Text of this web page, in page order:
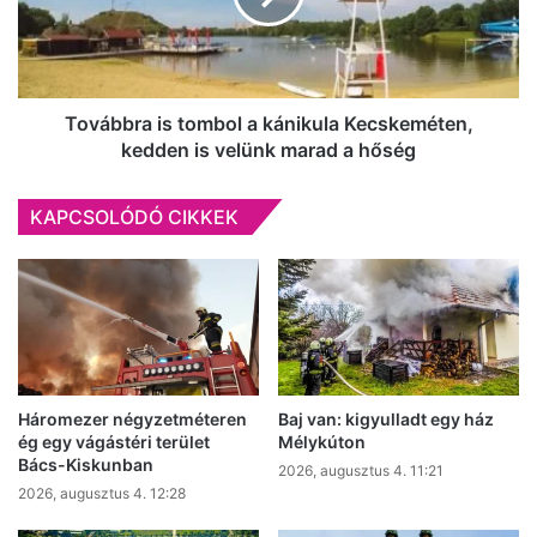
Kecskeméten,
kedden
velünk
Továbbra is tombol a kánikula Kecskeméten,
kedden is velünk marad a hőség
KAPCSOLÓDÓ CIKKEK
Háromezer négyzetméteren
ég egy vágástéri terület
Bács-Kiskunban
2026, augusztus 4. 12:28
Baj van: kigyulladt egy ház
Mélykúton
2026, augusztus 4. 11:21